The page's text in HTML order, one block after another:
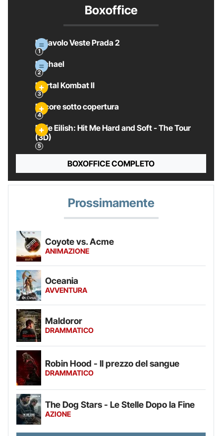
Boxoffice
Il Diavolo Veste Prada 2
Michael
Mortal Kombat II
Pecore sotto copertura
Billie Eilish: Hit Me Hard and Soft - The Tour
(3D)
BOXOFFICE COMPLETO
Prossimamente
Coyote vs. Acme
ANIMAZIONE
Oceania
AVVENTURA
Maldoror
DRAMMATICO
Robin Hood - Il prezzo del sangue
DRAMMATICO
The Dog Stars - Le Stelle Dopo la Fine
AZIONE